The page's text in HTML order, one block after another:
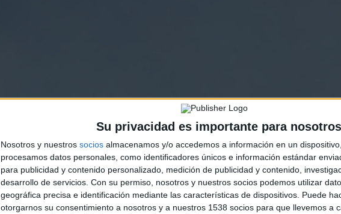
Su privacidad es importante para nosotros
Nosotros y nuestros socios almacenamos y/o accedemos a información en un
procesamos datos personales, como identificadores únicos e información estándar
para publicidad y contenido personalizado, medición de publicidad y contenido,
desarrollo de servicios. Con su permiso, nosotros y nuestros socios podemos utilizar
geográfica precisa e identificación mediante las características de dispositivos. Puede
otorgarnos su consentimiento a nosotros y a nuestros 1538 socios para que llevemos a